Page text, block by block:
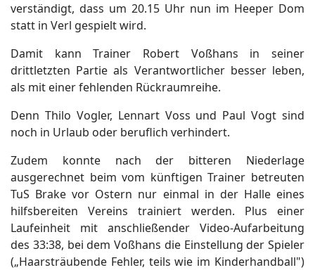
verständigt, dass um 20.15 Uhr nun im Heeper Dom
statt in Verl gespielt wird.
Damit kann Trainer Robert Voßhans in seiner
drittletzten Partie als Verantwortlicher besser leben,
als mit einer fehlenden Rückraumreihe.
Denn Thilo Vogler, Lennart Voss und Paul Vogt sind
noch in Urlaub oder beruflich verhindert.
Zudem konnte nach der bitteren Niederlage
ausgerechnet beim vom künftigen Trainer betreuten
TuS Brake vor Ostern nur einmal in der Halle eines
hilfsbereiten Vereins trainiert werden. Plus einer
Laufeinheit mit anschließender Video-Aufarbeitung
des 33:38, bei dem Voßhans die Einstellung der Spieler
(„Haarsträubende Fehler, teils wie im Kinderhandball")